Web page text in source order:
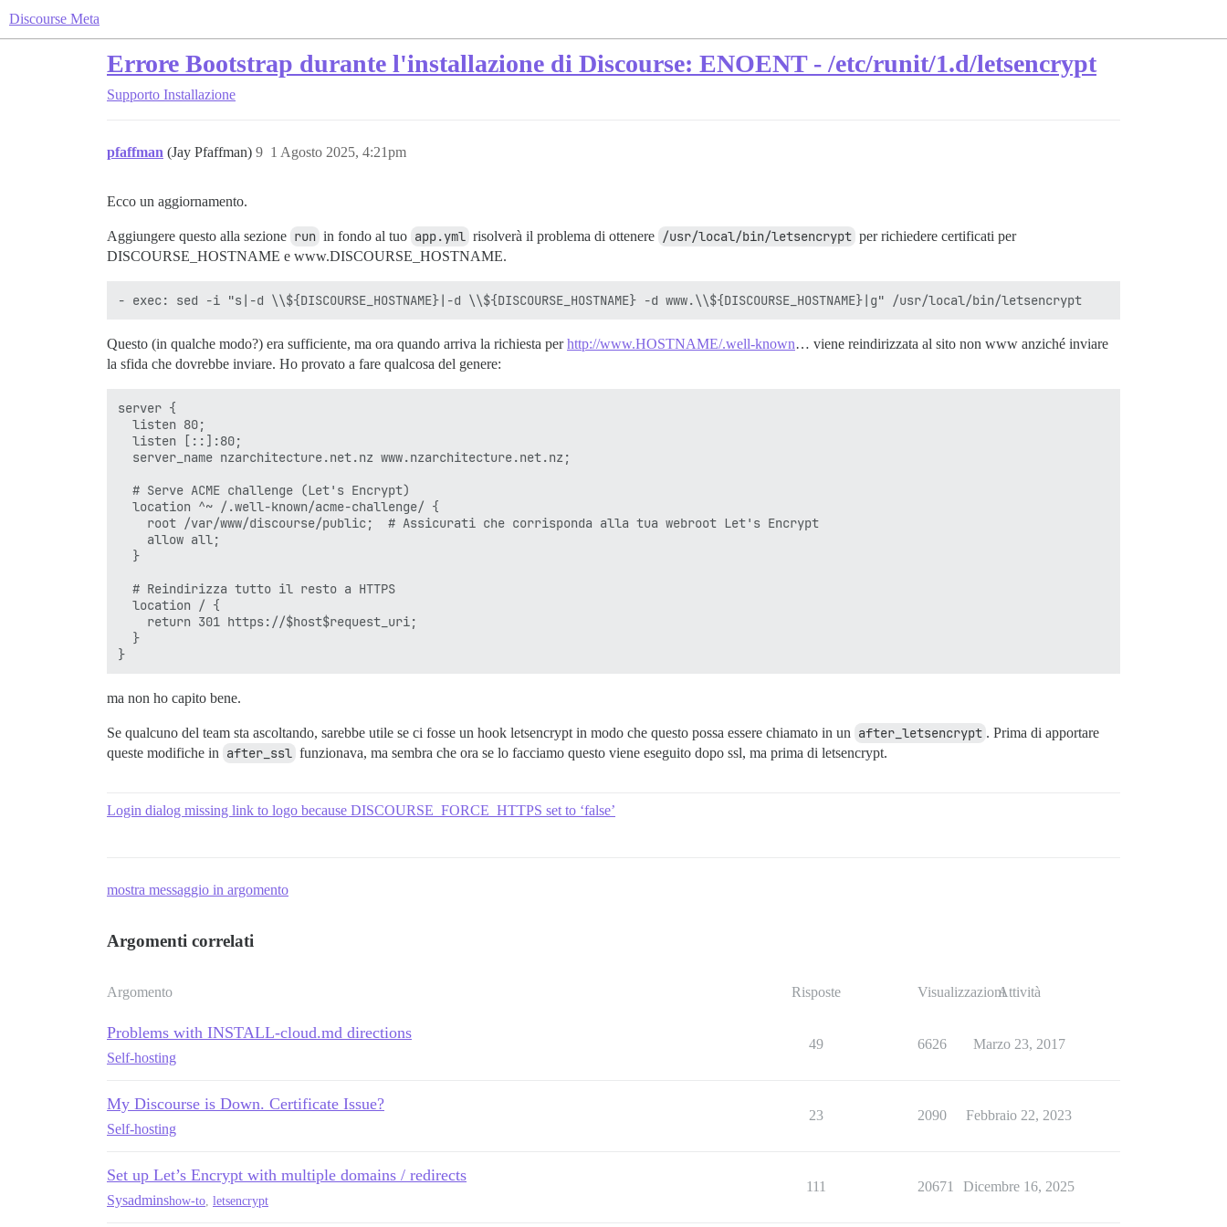
Discourse Meta
Errore Bootstrap durante l'installazione di Discourse: ENOENT - /etc/runit/1.d/letsencrypt
Supporto Installazione
pfaffman (Jay Pfaffman) 1 Agosto 2025, 4:21pm
9
Ecco un aggiornamento.
Aggiungere questo alla sezione run in fondo al tuo app.yml risolverà il problema di ottenere /usr/local/bin/letsencrypt per richiedere certificati per
DISCOURSE_HOSTNAME e www.DISCOURSE_HOSTNAME.
Questo (in qualche modo?) era sufficiente, ma ora quando arriva la richiesta perhttp://www.HOSTNAME/.well-known… viene reindirizzata al sito non www anziché inviare
la sfida che dovrebbe inviare. Ho provato a fare qualcosa del genere:
server {
  listen 80;
  listen [::]:80;
  server_name nzarchitecture.net.nz www.nzarchitecture.net.nz;
  # Serve ACME challenge (Let's Encrypt)
  location ^~ /.well-known/acme-challenge/ {
    root /var/www/discourse/public;  # Assicurati che corrisponda alla tua webroot Let's Encrypt
    allow all;
  }
  # Reindirizza tutto il resto a HTTPS
  location / {
    return 301 https://$host$request_uri;
  }
ma non ho capito bene.
Se qualcuno del team sta ascoltando, sarebbe utile se ci fosse un hook letsencrypt in modo che questo possa essere chiamato in un after_letsencrypt . Prima di apportare
queste modifiche in after_ssl funzionava, ma sembra che ora se lo facciamo questo viene eseguito dopo ssl, ma prima di letsencrypt.
Login dialog missing link to logo because DISCOURSE_FORCE_HTTPS set to ‘false’
mostra messaggio in argomento
Argomenti correlati
Argomento Risposte VisualizzazioniAttività
Problems with INSTALL-cloud.md directions
Self-hosting
49 6626 Marzo 23, 2017
My Discourse is Down. Certificate Issue?
Self-hosting
23 2090 Febbraio 22, 2023
Set up Let’s Encrypt with multiple domains / redirects
Sysadminshow-to letsencrypt
111 20671 Dicembre 16, 2025